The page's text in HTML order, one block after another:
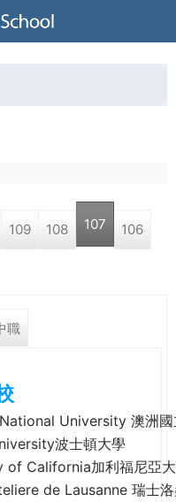
109 108 107 106
職
University 澳洲國
波士頓大學
of California加利福尼亞
de Lausanne 瑞士